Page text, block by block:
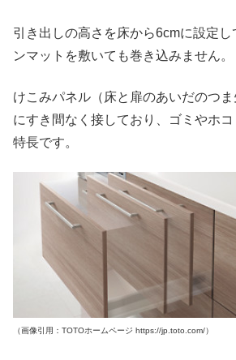
引き出しの高さを床から6cmに設定
ンマットを敷いても巻き込みません。
けこみパネル（床と扉のあいだのつ
にすき間なく接しており、ゴミやホ
特長です。
（画像引用：TOTOホームページ https://jp.toto.com/）